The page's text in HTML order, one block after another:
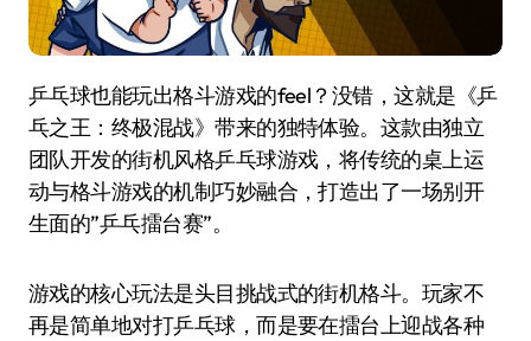
乒乓球也能玩出格斗游戏的feel？没错，这就是《乒
乓之王：终极混战》带来的独特体验。这款由独立
团队开发的街机风格乒乓球游戏，将传统的桌上运
动与格斗游戏的机制巧妙融合，打造出了一场别开
生面的”乒乓擂台赛”。
游戏的核心玩法是头目挑战式的街机格斗。玩家不
再是简单地对打乒乓球，而是要在擂台上迎战各种